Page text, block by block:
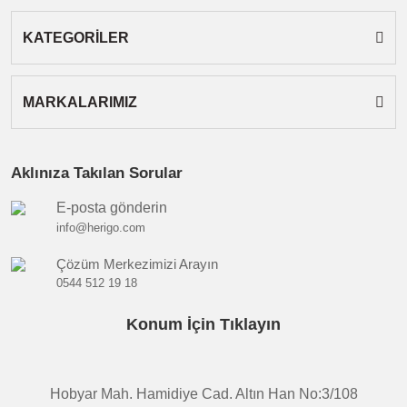
KATEGORİLER
MARKALARIMIZ
Aklınıza Takılan Sorular
E-posta gönderin
info@herigo.com
Çözüm Merkezimizi Arayın
0544 512 19 18
Konum İçin Tıklayın
Hobyar Mah. Hamidiye Cad. Altın Han No:3/108